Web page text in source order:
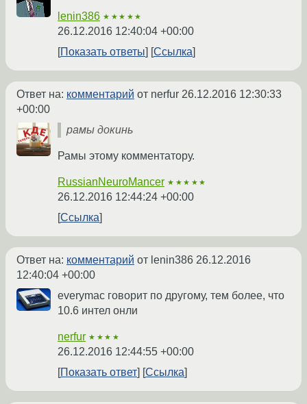
lenin386 ★★★★★
26.12.2016 12:40:04 +00:00
Показать ответы
Ссылка
Ответ на: комментарий от nerfur 26.12.2016 12:30:33
+00:00
рамы докинь
Рамы этому комментатору.
RussianNeuroMancer ★★★★★
26.12.2016 12:44:24 +00:00
Ссылка
Ответ на: комментарий от lenin386 26.12.2016
12:40:04 +00:00
everymac говорит по другому, тем более, что
10.6 интел онли
nerfur ★★★★
26.12.2016 12:44:55 +00:00
Показать ответ
Ссылка